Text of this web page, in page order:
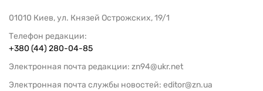
01010 Киев, ул. Князей Острожских, 19/1
Телефон редакции:
+380 (44) 280-04-85
Электронная почта редакции: zn94@ukr.net
Электронная почта службы новостей: editor@zn.ua